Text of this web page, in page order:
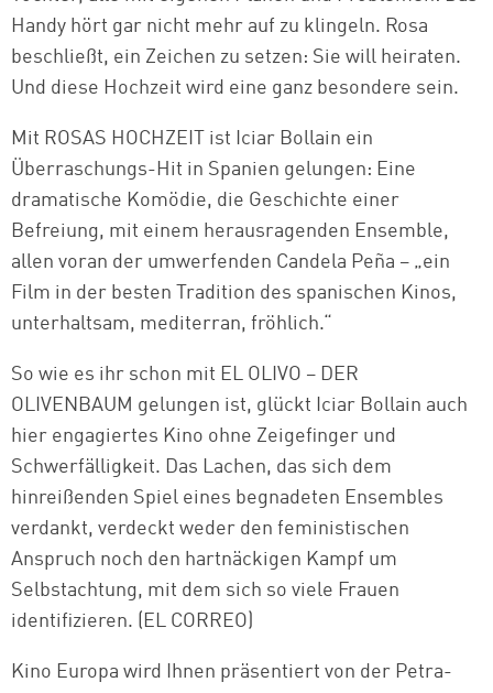
Handy hört gar nicht mehr auf zu klingeln. Rosa
beschließt, ein Zeichen zu setzen: Sie will heiraten.
Und diese Hochzeit wird eine ganz besondere sein.
Mit ROSAS HOCHZEIT ist Iciar Bollain ein
Überraschungs-Hit in Spanien gelungen: Eine
dramatische Komödie, die Geschichte einer
Befreiung, mit einem herausragenden Ensemble,
allen voran der umwerfenden Candela Peña – „ein
Film in der besten Tradition des spanischen Kinos,
unterhaltsam, mediterran, fröhlich.“
So wie es ihr schon mit EL OLIVO – DER
OLIVENBAUM gelungen ist, glückt Iciar Bollain auch
hier engagiertes Kino ohne Zeigefinger und
Schwerfälligkeit. Das Lachen, das sich dem
hinreißenden Spiel eines begnadeten Ensembles
verdankt, verdeckt weder den feministischen
Anspruch noch den hartnäckigen Kampf um
Selbstachtung, mit dem sich so viele Frauen
identifizieren. (EL CORREO)
Kino Europa wird Ihnen präsentiert von der Petra-